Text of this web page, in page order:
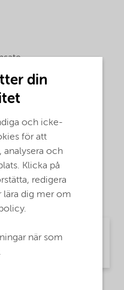
| English
din
och icke-
för att
analysera och
Klicka på
redigera
lära dig mer om
när som